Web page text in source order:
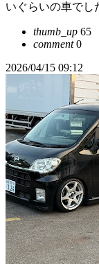
いぐらいの車でし
thumb_up 65
comment0
2026/04/15 09:12